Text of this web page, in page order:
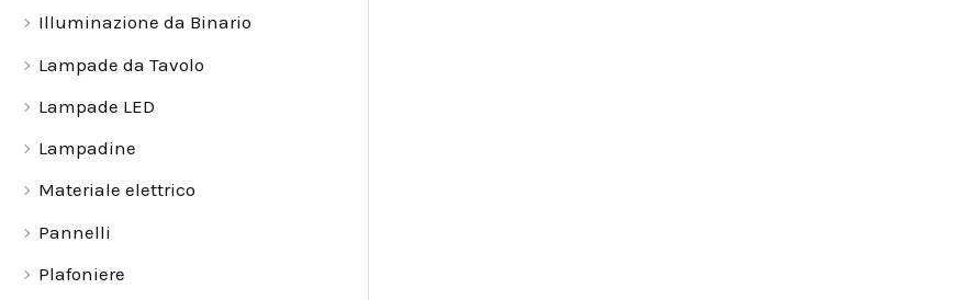
Illuminazione da Binario
Lampade da Tavolo
Lampade LED
Lampadine
Materiale elettrico
Pannelli
Plafoniere